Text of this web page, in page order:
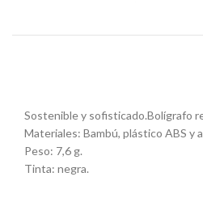
Sostenible y sofisticado.Bolígrafo
Materiales: Bambú, plástico ABS y
Peso: 7,6 g.
Tinta: negra.